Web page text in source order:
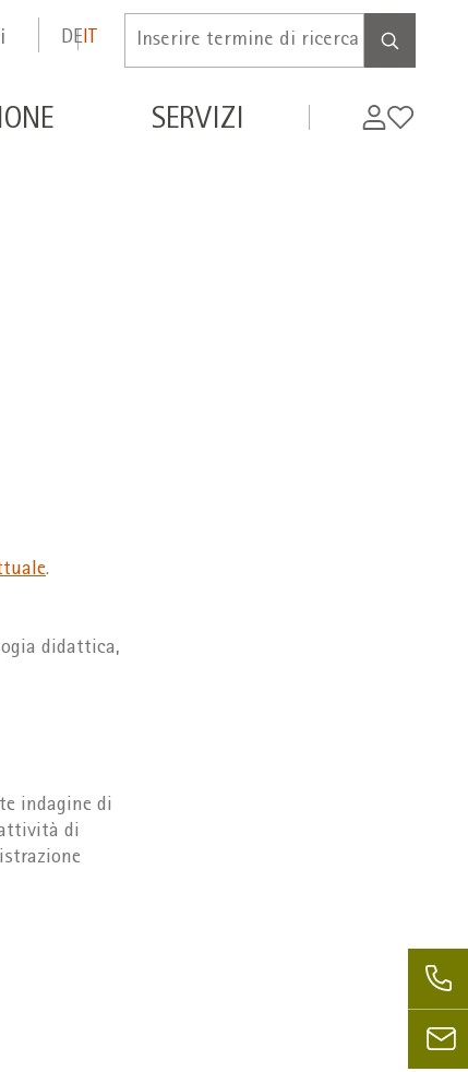
DEIT
Inserire
ricerca
SERVIZI
MyWishlist
.
didattica,
indagine di
di